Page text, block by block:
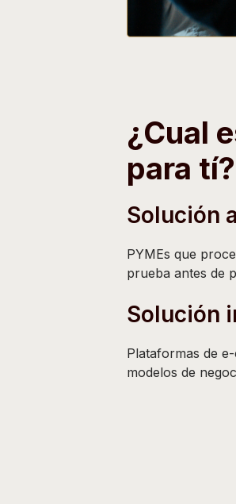
¿Cual
para tí?
Solución
PYMEs que
prueba antes de
Solución
Plataformas de
modelos de